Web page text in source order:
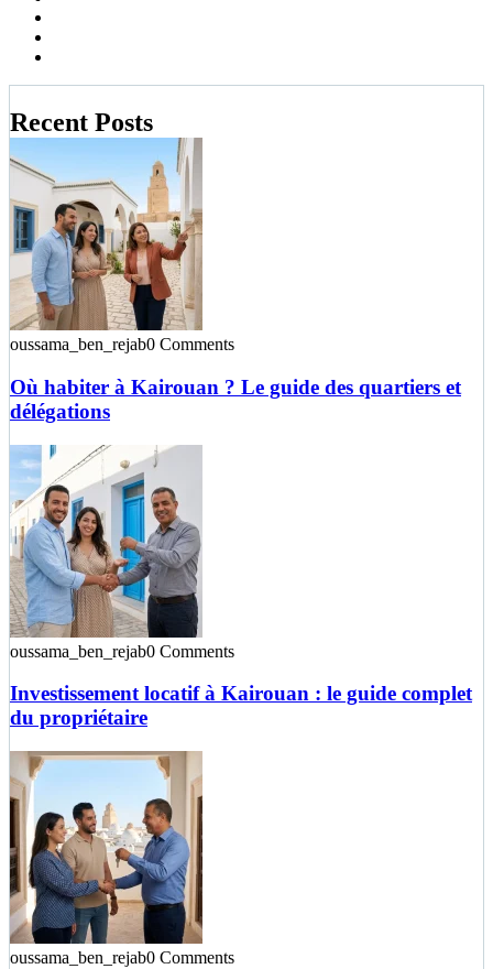
Recent Posts
oussama_ben_rejab0 Comments
Où habiter à Kairouan ? Le guide des quartiers et
délégations
oussama_ben_rejab0 Comments
Investissement locatif à Kairouan : le guide complet
du propriétaire
oussama_ben_rejab0 Comments